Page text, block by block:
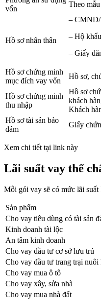
vốn
Theo
Hồ sơ nhân thân
– CMND/
– Hộ
– Giấy
Hồ sơ chứng minh
mục đích vay vốn
Hồ sơ,
Hồ sơ chứng minh
thu nhập
Hồ sơ
khách
Khách
Hồ sơ tài sản bảo
đảm
Giấy
Xem chi tiết tại link này
Lãi suất vay thế
Mỗi gói vay sẽ có mức lãi suất
Sản phẩm
Cho vay tiêu dùng có tài sản
Kinh doanh tài lộc
An tâm kinh doanh
Cho vay đầu tư cơ sở lưu trú
Cho vay đầu tư trang trại nuôi
Cho vay mua ô tô
Cho vay xây, sửa nhà
Cho vay mua nhà đất